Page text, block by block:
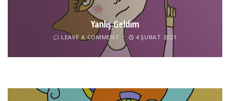
Yanlış Geldim
LEAVE A COMMENT 4 ŞUBAT 2021
Tel İnsan
LEAVE A COMMENT 4 ŞUBAT 2021